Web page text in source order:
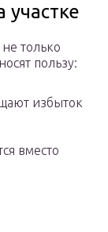
участке
только
пользу:
избыток
вместо